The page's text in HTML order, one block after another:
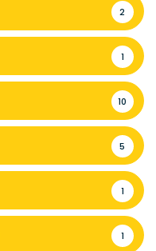
2
1
10
5
1
1